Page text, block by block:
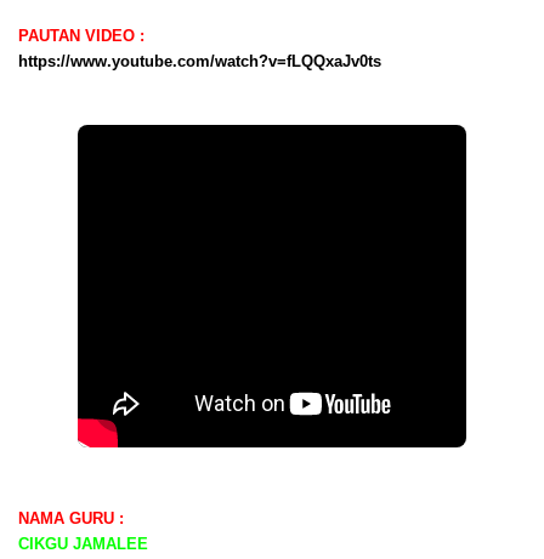
PAUTAN VIDEO :
https://www.youtube.com/watch?v=fLQQxaJv0ts
NAMA GURU :
CIKGU JAMALEE